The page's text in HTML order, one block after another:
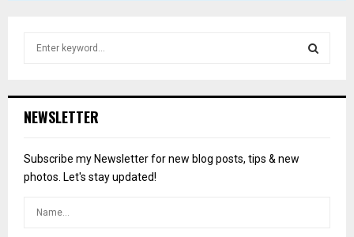
h
o
r
NEWSLETTER
Subscribe my Newsletter for new blog posts, tips & new
photos. Let's stay updated!